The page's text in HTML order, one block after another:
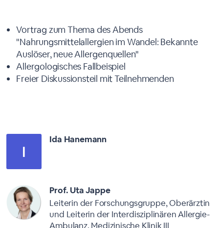
Vortrag zum Thema des Abends
"Nahrungsmittelallergien im Wandel: Bekannte
Auslöser, neue Allergenquellen"
Allergologisches Fallbeispiel
Freier Diskussionsteil mit Teilnehmenden
Ida Hanemann
Prof. Uta Jappe
Leiterin der Forschungsgruppe, Oberärztin
und Leiterin der Interdisziplinären Allergie-
Ambulanz, Medizinische Klinik III